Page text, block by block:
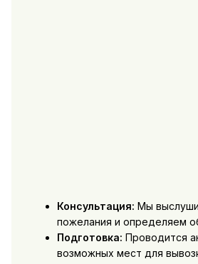
Консультация: Мы
пожелания и определяем
Подготовка: Проводится
возможных мест для